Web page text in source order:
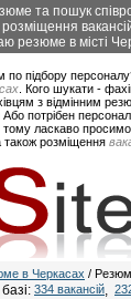
та пошук
резюме в місті
підбору
. Кого шукати -
з відмінним
потрібен
ласкаво
також розміщення
в Черкасах /
334 вакансій,